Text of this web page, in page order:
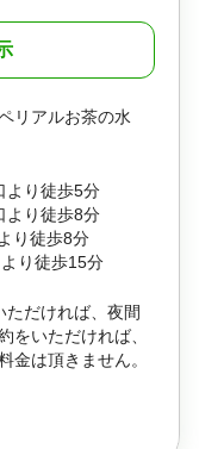
リアルお茶の水
り徒歩5分
り徒歩8分
り徒歩8分
り徒歩15分
だければ、夜間
いただければ、
金は頂きません。